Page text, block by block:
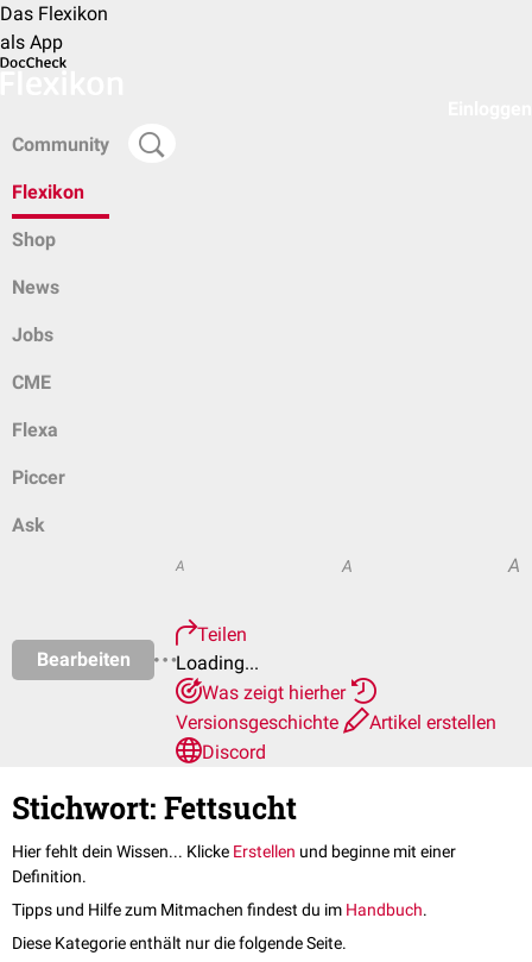
Das Flexikon
als App
Community
Flexikon
Shop
News
Jobs
CME
Flexa
Piccer
Ask
Bearbeiten
A A A
Teilen
Loading...
Was zeigt hierher
Versionsgeschichte
Artikel erstellen
Discord
Stichwort: Fettsucht
Hier fehlt dein Wissen... Klicke Erstellen und beginne mit einer
Definition.
Tipps und Hilfe zum Mitmachen findest du im Handbuch.
Diese Kategorie enthält nur die folgende Seite.